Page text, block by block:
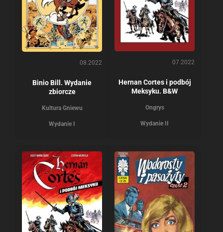
08.2022
Binio Bill. Wydanie
zbiorcze
Kultura Gniewu
Wydanie I
07.2022
Hernan Cortes i podbój
Meksyku. B&W
Ongrys
Wydanie II